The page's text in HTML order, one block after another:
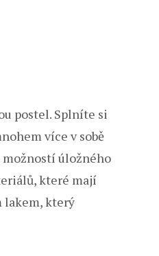
postel. Splníte si
více v sobě
úložného
které mají
lakem, který